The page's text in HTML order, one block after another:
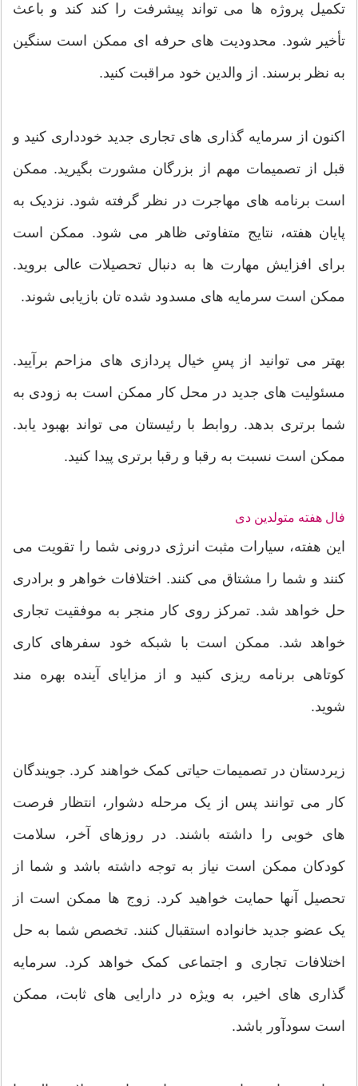
تکمیل پروژه ها می تواند پیشرفت را کند کند و باعث
تأخیر شود. محدودیت های حرفه ای ممکن است سنگین
به نظر برسند. از والدین خود مراقبت کنید.
اکنون از سرمایه گذاری های تجاری جدید خودداری کنید و
قبل از تصمیمات مهم از بزرگان مشورت بگیرید. ممکن
است برنامه های مهاجرت در نظر گرفته شود. نزدیک به
پایان هفته، نتایج متفاوتی ظاهر می شود. ممکن است
برای افزایش مهارت ها به دنبال تحصیلات عالی بروید.
ممکن است سرمایه های مسدود شده تان بازیابی شوند.
بهتر می توانید از پسِ خیال پردازی های مزاحم برآیید.
مسئولیت های جدید در محل کار ممکن است به زودی به
شما برتری بدهد. روابط با رئیستان می تواند بهبود یابد.
ممکن است نسبت به رقبا و رقبا برتری پیدا کنید.
فال هفته متولدین دی
این هفته، سیارات مثبت انرژی درونی شما را تقویت می
کنند و شما را مشتاق می کنند. اختلافات خواهر و برادری
حل خواهد شد. تمرکز روی کار منجر به موفقیت تجاری
خواهد شد. ممکن است با شبکه خود سفرهای کاری
کوتاهی برنامه ریزی کنید و از مزایای آینده بهره مند
شوید.
زیردستان در تصمیمات حیاتی کمک خواهند کرد. جویندگان
کار می توانند پس از یک مرحله دشوار، انتظار فرصت
های خوبی را داشته باشند. در روزهای آخر، سلامت
کودکان ممکن است نیاز به توجه داشته باشد و شما از
تحصیل آنها حمایت خواهید کرد. زوج ها ممکن است از
یک عضو جدید خانواده استقبال کنند. تخصص شما به حل
اختلافات تجاری و اجتماعی کمک خواهد کرد. سرمایه
گذاری های اخیر، به ویژه در دارایی های ثابت، ممکن
است سودآور باشد.